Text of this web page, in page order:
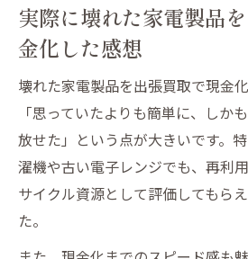
実際に壊れた家電製品
金化した感想
壊れた家電製品を出張買取で現金
「思っていたよりも簡単に、しか
放せた」という点が大きいです。
濯機や古い電子レンジでも、再利
サイクル資源として評価してもら
た。